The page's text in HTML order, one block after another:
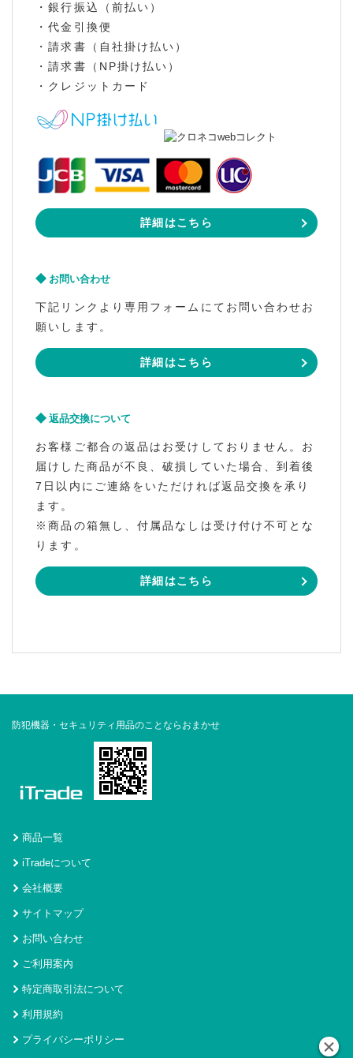
・銀行振込（前払い）
・代金引換便
・請求書（自社掛け払い）
・請求書（NP掛け払い）
・クレジットカード
詳細はこちら
お問い合わせ
下記リンクより専用フォームにてお問い合わせお
願いします。
詳細はこちら
返品交換について
お客様ご都合の返品はお受けしておりません。お
届けした商品が不良、破損していた場合、到着後
7日以内にご連絡をいただければ返品交換を承り
ます。
※商品の箱無し、付属品なしは受け付け不可とな
ります。
詳細はこちら
防犯機器・セキュリティ用品のことならおまかせ
商品一覧
iTradeについて
会社概要
サイトマップ
お問い合わせ
ご利用案内
特定商取引法について
利用規約
プライバシーポリシー